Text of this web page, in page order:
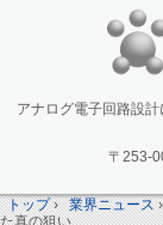
アナログ電子回路設
〒253-
トップ› 業界ニュース
た真の狙い